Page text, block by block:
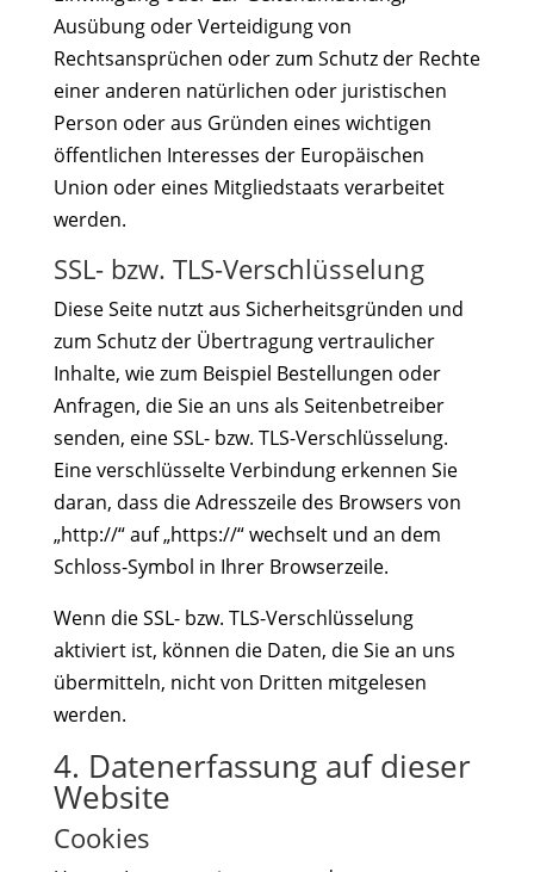
Ausübung oder Verteidigung von
Rechtsansprüchen oder zum Schutz der Rechte
einer anderen natürlichen oder juristischen
Person oder aus Gründen eines wichtigen
öffentlichen Interesses der Europäischen
Union oder eines Mitgliedstaats verarbeitet
werden.
SSL- bzw. TLS-Verschlüsselung
Diese Seite nutzt aus Sicherheitsgründen und
zum Schutz der Übertragung vertraulicher
Inhalte, wie zum Beispiel Bestellungen oder
Anfragen, die Sie an uns als Seitenbetreiber
senden, eine SSL- bzw. TLS-Verschlüsselung.
Eine verschlüsselte Verbindung erkennen Sie
daran, dass die Adresszeile des Browsers von
„http://“ auf „https://“ wechselt und an dem
Schloss-Symbol in Ihrer Browserzeile.
Wenn die SSL- bzw. TLS-Verschlüsselung
aktiviert ist, können die Daten, die Sie an uns
übermitteln, nicht von Dritten mitgelesen
werden.
4. Datenerfassung auf dieser
Website
Cookies